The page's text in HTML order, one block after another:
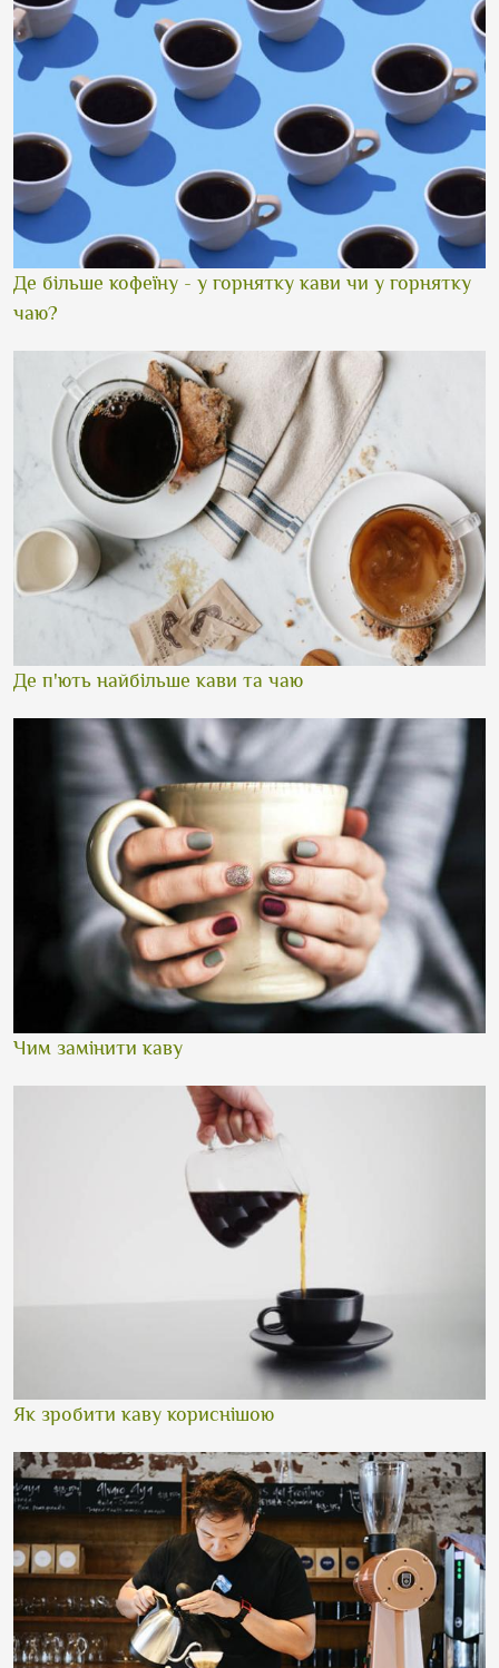
Де більше кофеїну - у горнятку кави чи у горнятку
чаю?
Де п'ють найбільше кави та чаю
Чим замінити каву
Як зробити каву кориснішою